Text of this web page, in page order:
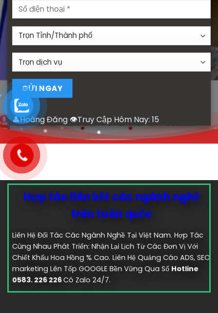
👤Hoàng Đăng 👁Truy Cập Hôm Nay: 15
Hợp tác liên kết các ngành nghề
trên toàn quốc
Liên Hệ Đối Tác Các Ngành Nghề Tại Việt Nam. Hợp Tác
Cùng Nhau Phát Triển: Nhận Lại Lịch Từ Các Đơn Vị Với
Chiết Khấu Hoa Hồng % Cao. Liên Hệ Quảng Cáo ADS, SEO
marketing Lên Tốp GOOGLE Bền Vững Qua Số Hotline
0583. 226 226Có Zalo 24/7.